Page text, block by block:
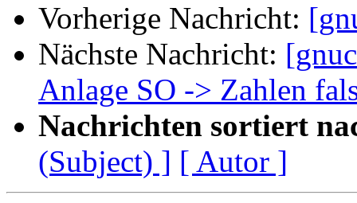
Vorherige Nachricht:
Nächste Nachricht:
Anlage SO -> Zahlen
Nachrichten sortiert
(Subject) ] [ Autor ]